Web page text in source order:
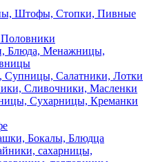
Штофы, Стопки, Пивные
Блюда, Менажницы,
Супницы, Салатники, Лотки
Сливочники, Масленки
Сухарницы, Креманки
Бокалы, Блюдца
сахарницы,